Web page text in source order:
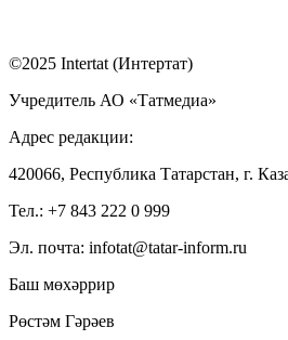
©2025 Intertat (Интертат)
Учредитель АО «Татмедиа»
Адрес редакции:
420066, Республика Татарстан, г.
Тел.: +7 843 222 0 999
Эл. почта: infotat@tatar-inform.ru
Баш мөхәррир
Рөстәм Гәрәев